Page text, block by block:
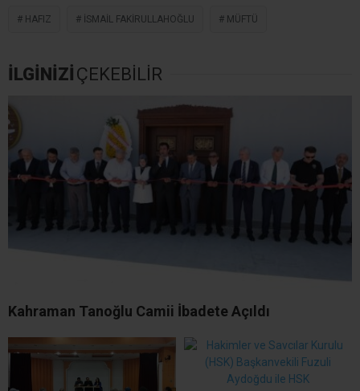
HAFIZ İSMAIL FAKIRULLAHOĞLU MÜFTÜ
İLGİNİZİ ÇEKEBİLİR
Kahraman Tanoğlu Camii İbadete Açıldı